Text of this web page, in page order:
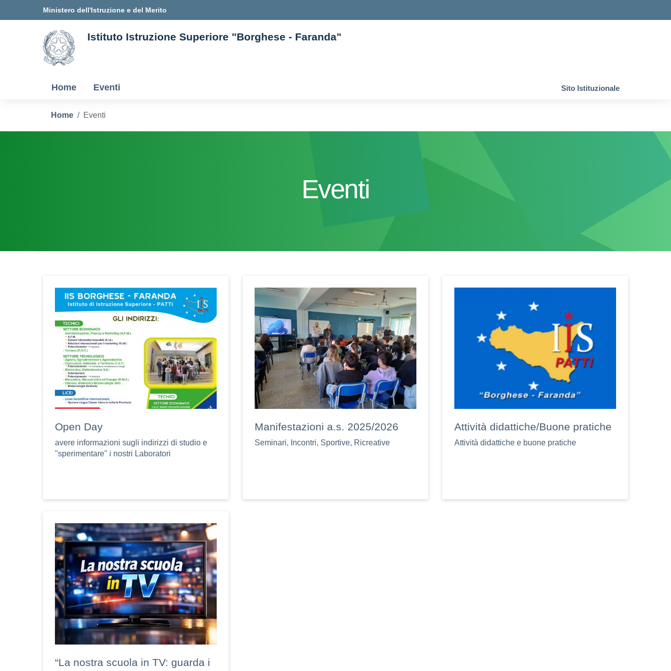
Ministero dell'Istruzione e del Merito
Istituto Istruzione Superiore "Borghese - Faranda"
Home Eventi Sito Istituzionale
Home Eventi
Eventi
Open Day
avere informazioni sugli indirizzi di studio e
"sperimentare" i nostri Laboratori
Manifestazioni a.s. 2025/2026
Seminari, Incontri, Sportive, Ricreative
Attività didattiche/Buone pratiche
Attività didattiche e buone pratiche
“La nostra scuola in TV: guarda i